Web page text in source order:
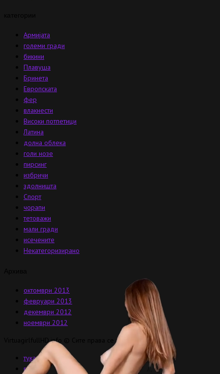
Армијата
големи гради
бикини
Плавуша
Бринета
Европската
фер
влакнести
Високи потпетици
Латина
долна облека
голи нозе
пирсинг
избричи
здолништа
Спорт
чорапи
тетоважи
мали гради
исечените
Некатегоризирано
октомври 2013
февруари 2013
декември 2012
ноември 2012
VirtuagirlfullHD.info © Сите права се задржани.
тука virtuagirls
видеа